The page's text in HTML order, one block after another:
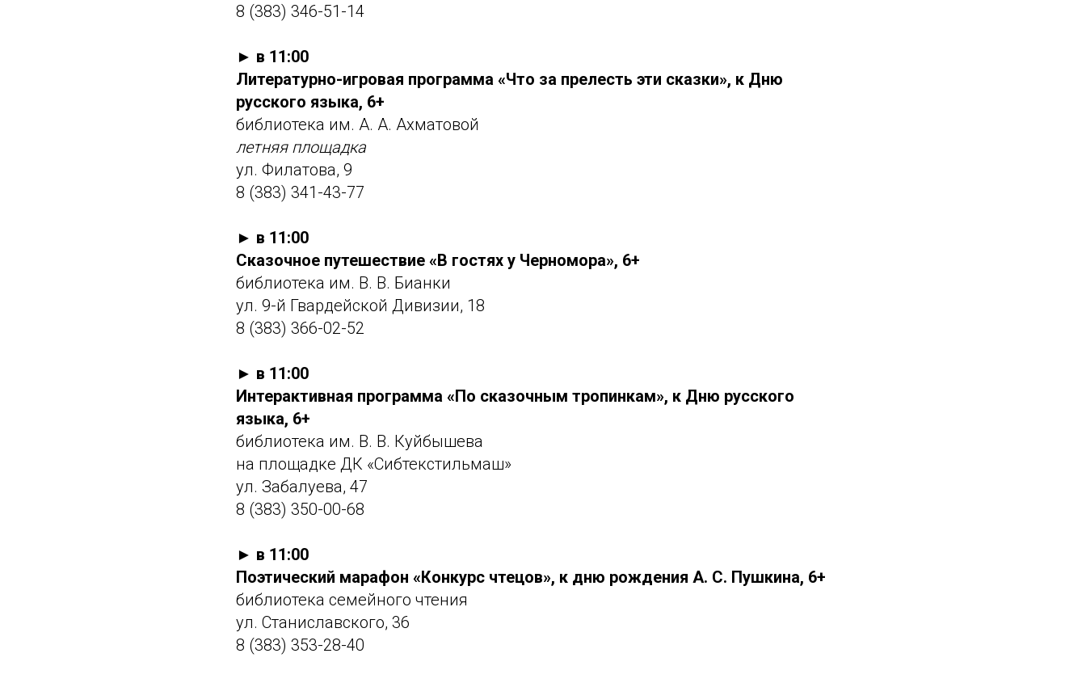
8 (383) 346-51-14
► в 11:00
Литературно-игровая программа «Что за прелесть эти сказки», к Дню
русского языка, 6+
библиотека им. А. А. Ахматовой
летняя площадка
ул. Филатова, 9
8 (383) 341-43-77
► в 11:00
Сказочное путешествие «В гостях у Черномора», 6+
библиотека им. В. В. Бианки
ул. 9-й Гвардейской Дивизии, 18
8 (383) 366-02-52
► в 11:00
Интерактивная программа «По сказочным тропинкам», к Дню русского
языка, 6+
библиотека им. В. В. Куйбышева
на площадке ДК «Сибтекстильмаш»
ул. Забалуева, 47
8 (383) 350-00-68
► в 11:00
Поэтический марафон «Конкурс чтецов», к дню рождения А. С. Пушкина, 6+
библиотека семейного чтения
ул. Станиславского, 36
8 (383) 353-28-40